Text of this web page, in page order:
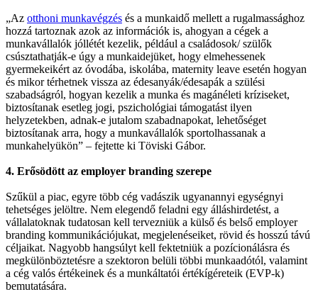
„Az otthoni munkavégzés és a munkaidő mellett a rugalmassághoz
hozzá tartoznak azok az információk is, ahogyan a cégek a
munkavállalók jóllétét kezelik, például a családosok/ szülők
csúsztathatják-e úgy a munkaidejüket, hogy elmehessenek
gyermekeikért az óvodába, iskolába, maternity leave esetén hogyan
és mikor térhetnek vissza az édesanyák/édesapák a szülési
szabadságról, hogyan kezelik a munka és magánéleti kríziseket,
biztosítanak esetleg jogi, pszichológiai támogatást ilyen
helyzetekben, adnak-e jutalom szabadnapokat, lehetőséget
biztosítanak arra, hogy a munkavállalók sportolhassanak a
munkahelyükön” – fejtette ki Töviski Gábor.
4. Erősödött az employer branding szerepe
Szűkül a piac, egyre több cég vadászik ugyanannyi egységnyi
tehetséges jelöltre. Nem elegendő feladni egy álláshirdetést, a
vállalatoknak tudatosan kell tervezniük a külső és belső employer
branding kommunikációjukat, megjelenéseiket, rövid és hosszú távú
céljaikat. Nagyobb hangsúlyt kell fektetniük a pozícionálásra és
megkülönböztetésre a szektoron belüli többi munkaadótól, valamint
a cég valós értékeinek és a munkáltatói értékígéreteik (EVP-k)
bemutatására.